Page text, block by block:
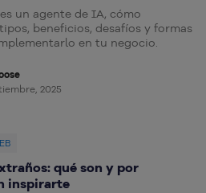
un agente de IA, cómo
beneficios, desafíos y formas
en tu negocio.
2025
qué son y por
inspirarte